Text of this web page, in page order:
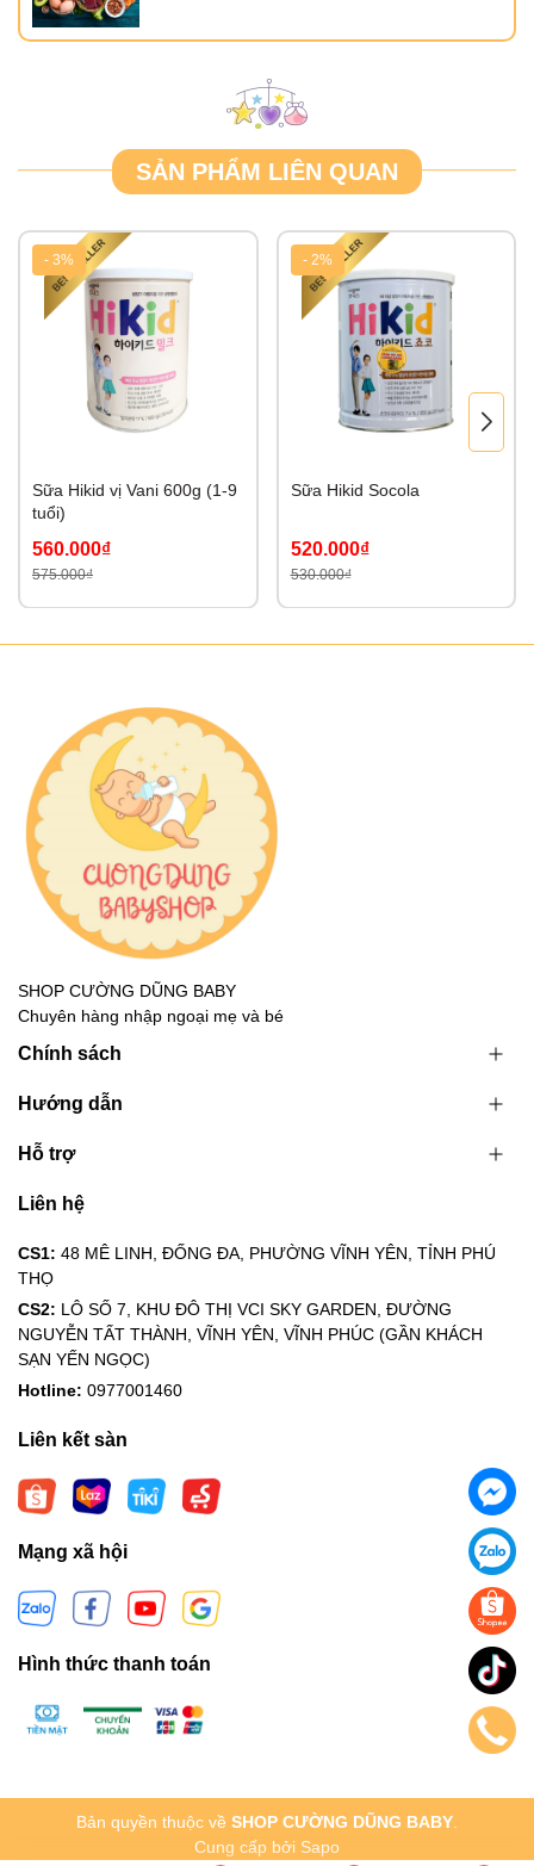
SẢN PHẨM LIÊN QUAN
- 3%
Sữa Hikid vị Vani 600g (1-9
tuổi)
560.000₫
575.000₫
- 2%
Sữa Hikid Socola
520.000₫
530.000₫
SHOP CƯỜNG DŨNG BABY
Chuyên hàng nhập ngoại mẹ và bé
Chính sách
Hướng dẫn
Hỗ trợ
Liên hệ
CS1: 48 MÊ LINH, ĐỐNG ĐA, PHƯỜNG VĨNH YÊN, TỈNH PHÚ
THỌ
CS2: LÔ SỐ 7, KHU ĐÔ THỊ VCI SKY GARDEN, ĐƯỜNG
NGUYỄN TẤT THÀNH, VĨNH YÊN, VĨNH PHÚC (GẦN KHÁCH
SẠN YẾN NGỌC)
Hotline: 0977001460
Liên kết sàn
Mạng xã hội
Hình thức thanh toán
Bản quyền thuộc về SHOP CƯỜNG DŨNG BABY
Cung cấp bởi Sapo